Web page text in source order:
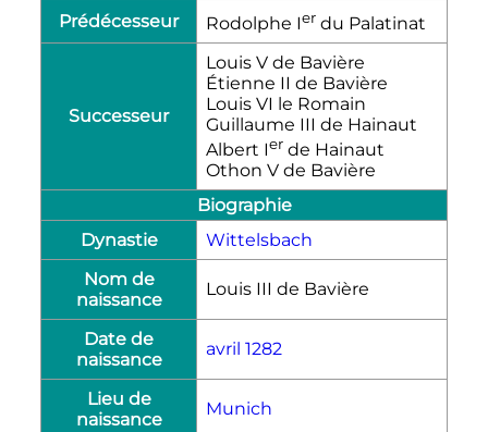
Prédécesseur Rodolphe Ier du Palatinat
Successeur
Louis V de Bavière
Étienne II de Bavière
Louis VI le Romain
Guillaume III de Hainaut
Albert Ier de Hainaut
Othon V de Bavière
Biographie
Dynastie
Wittelsbach
Nom de
naissance
Louis III de Bavière
Date de
naissance
avril 1282
Lieu de
naissance
Munich